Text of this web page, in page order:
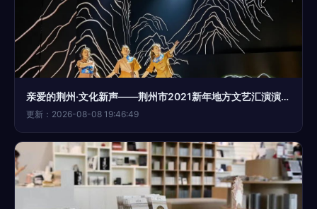
亲爱的荆州·文化新声——荆州市2021新年地方文艺汇演演出在即
更新：2026-08-08 19:46:49